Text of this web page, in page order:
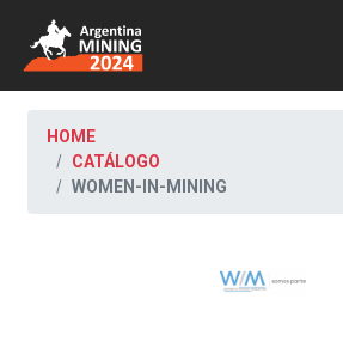
HOME
CATÁLOGO
WOMEN-IN-MINING